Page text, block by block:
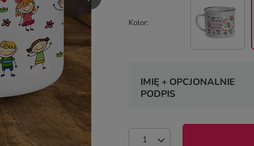
Kolor
IMIĘ + OPCJONALNIE
PODPIS